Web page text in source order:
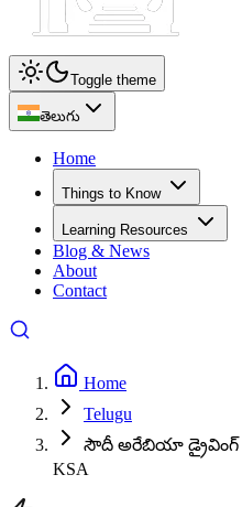
Toggle theme
తెలుగు
Home
Things to Know
Learning Resources
Blog & News
About
Contact
Home
Telugu
సౌదీ అరేబియా డ్రైవింగ్
KSA